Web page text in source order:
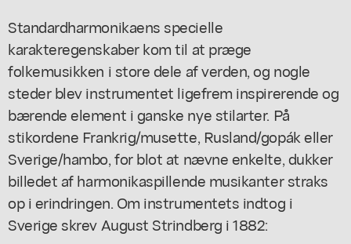
Standardharmonikaens specielle
karakteregenskaber kom til at præge
folkemusikken i store dele af verden, og nogle
steder blev instrumentet ligefrem inspirerende og
bærende element i ganske nye stilarter. På
stikordene Frankrig/musette, Rusland/gopák eller
Sverige/hambo, for blot at nævne enkelte, dukker
billedet af harmonikaspillende musikanter straks
op i erindringen. Om instrumentets indtog i
Sverige skrev August Strindberg i 1882: